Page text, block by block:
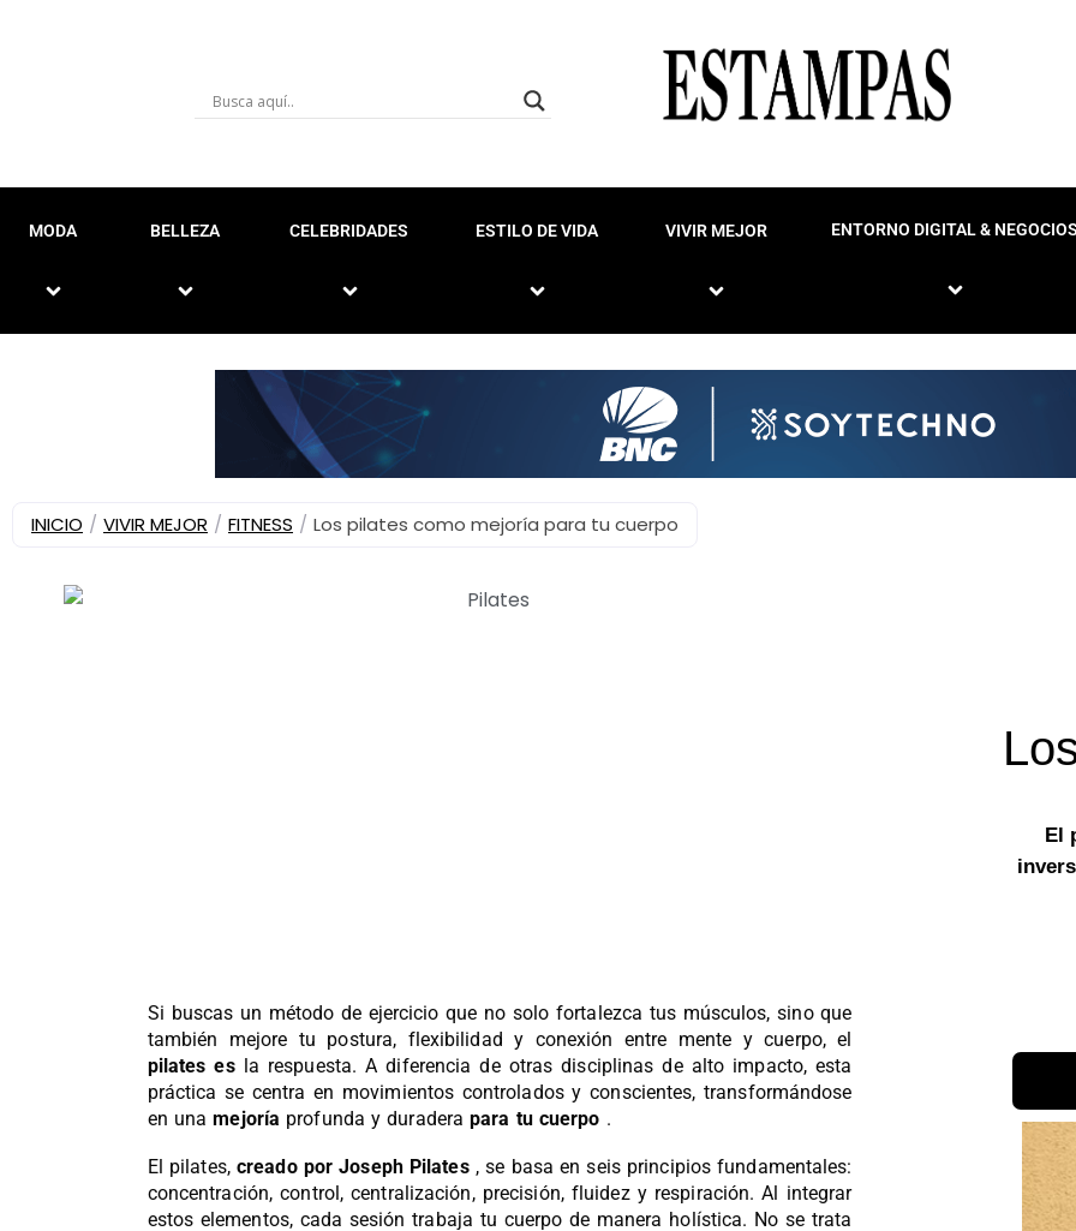
MODA BELLEZA CELEBRIDADES ESTILO DE VIDA VIVIR MEJOR ENTORNO DIGITAL & NEGOCIOS
INICIO / VIVIR MEJOR / FITNESS / Los pilates como mejoría para tu cuerpo
El
Si buscas un método de ejercicio que no solo fortalezca tus músculos, sino que
también mejore tu postura, flexibilidad y conexión entre mente y cuerpo, el
pilatesesla respuesta. A diferencia de otras disciplinas de alto impacto, esta
práctica se centra en movimientos controlados y conscientes, transformándose
en unamejoría profunda y duraderapara tu cuerpo .
El pilates, creado por Joseph Pilates, se basa en seis principios fundamentales:
concentración, control, centralización, precisión, fluidez y respiración. Al integrar
estos elementos, cada sesión trabaja tu cuerpo de manera holística. No se trata